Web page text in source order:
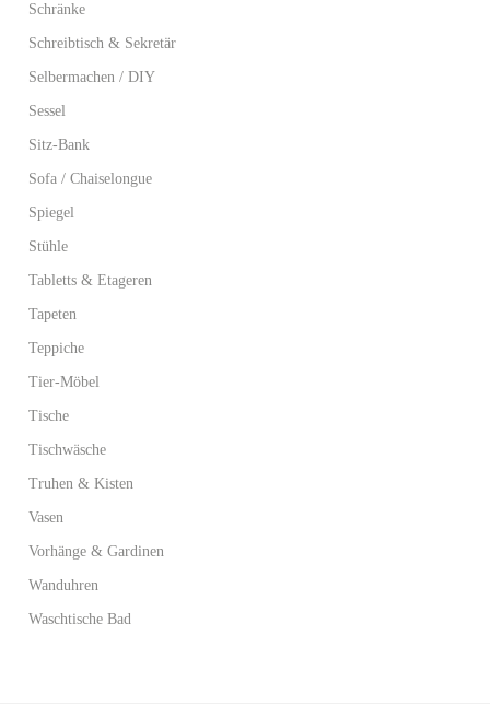
Schränke
Schreibtisch & Sekretär
Selbermachen / DIY
Sessel
Sitz-Bank
Sofa / Chaiselongue
Spiegel
Stühle
Tabletts & Etageren
Tapeten
Teppiche
Tier-Möbel
Tische
Tischwäsche
Truhen & Kisten
Vasen
Vorhänge & Gardinen
Wanduhren
Waschtische Bad